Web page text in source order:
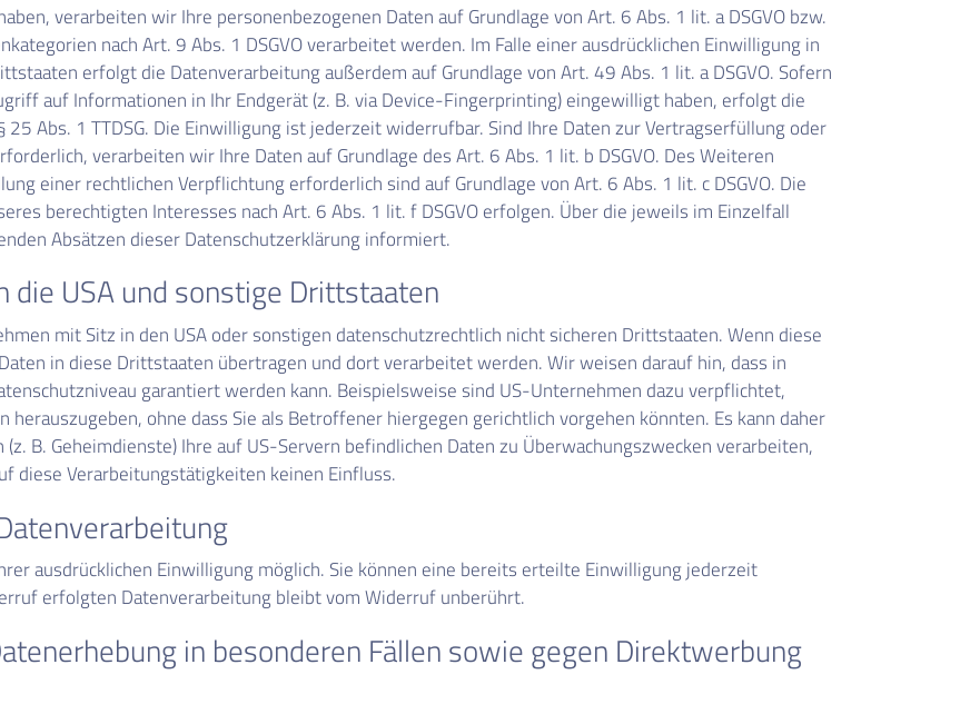
verarbeiten wir Ihre personenbezogenen Daten auf Grundlage von Art. 6 Abs. 1 lit. a DSGVO bzw.
nach Art. 9 Abs. 1 DSGVO verarbeitet werden. Im Falle einer ausdrücklichen Einwilligung in
erfolgt die Datenverarbeitung außerdem auf Grundlage von Art. 49 Abs. 1 lit. a DSGVO. Sofern
auf Informationen in Ihr Endgerät (z. B. via Device-Fingerprinting) eingewilligt haben, erfolgt die
Abs. 1 TTDSG. Die Einwilligung ist jederzeit widerrufbar. Sind Ihre Daten zur Vertragserfüllung oder
verarbeiten wir Ihre Daten auf Grundlage des Art. 6 Abs. 1 lit. b DSGVO. Des Weiteren
einer rechtlichen Verpflichtung erforderlich sind auf Grundlage von Art. 6 Abs. 1 lit. c DSGVO. Die
berechtigten Interesses nach Art. 6 Abs. 1 lit. f DSGVO erfolgen. Über die jeweils im Einzelfall
Absätzen dieser Datenschutzerklärung informiert.
USA und sonstige Drittstaaten
mit Sitz in den USA oder sonstigen datenschutzrechtlich nicht sicheren Drittstaaten. Wenn diese
in diese Drittstaaten übertragen und dort verarbeitet werden. Wir weisen darauf hin, dass in
garantiert werden kann. Beispielsweise sind US-Unternehmen dazu verpflichtet,
herauszugeben, ohne dass Sie als Betroffener hiergegen gerichtlich vorgehen könnten. Es kann daher
B. Geheimdienste) Ihre auf US-Servern befindlichen Daten zu Überwachungszwecken verarbeiten,
diese Verarbeitungstätigkeiten keinen Einfluss.
ausdrücklichen Einwilligung möglich. Sie können eine bereits erteilte Einwilligung jederzeit
erfolgten Datenverarbeitung bleibt vom Widerruf unberührt.
in besonderen Fällen sowie gegen Direktwerbung